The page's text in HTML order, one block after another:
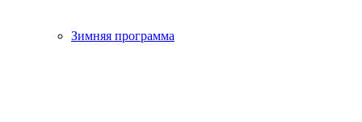
Зимняя программа